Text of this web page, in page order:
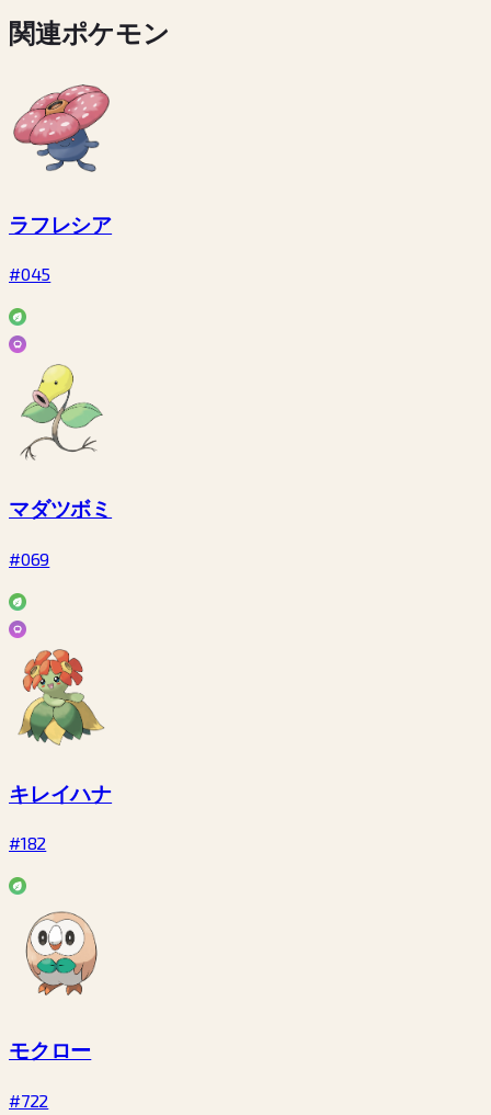
関連ポケモン
ラフレシア
#045
マダツボミ
#069
キレイハナ
#182
モクロー
#722